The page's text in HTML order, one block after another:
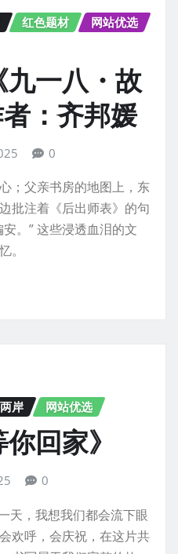
红色题材
网站优选
一八・故
：齐邦媛
0
；父亲书房的地图上，东
批注着《后出师表》的句
。” 这些浸透血泪的文
。
岸 网站优选
回家》
0
天，我想我们都会流下眼
欢呼，会庆祝，在这片共